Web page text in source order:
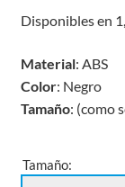
Disponibles en
Material: ABS
Color: Negro
Tamaño: (como
Tamaño: